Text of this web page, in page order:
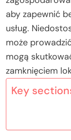
aby zapewnić
usług.
może
mogą
zamknięciem
Key